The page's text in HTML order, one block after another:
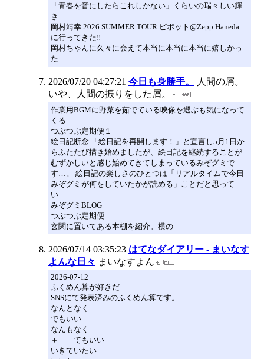
「青春を音にしたらこれしかない」くらいの瑞々しい輝
き
岡村靖幸 2026 SUMMER TOUR ピポット@Zepp Haneda
に行ってきた‼️
岡村ちゃんに久々に会えて本当に本当に本当に嬉しかっ
た
2026/07/20 04:27:21 今日も身勝手。
人間の屑。
いや、人間の振りをした屑。
作業用BGMに野菜を茹でている映像を選ぶも気になって
くる
つぶつぶ定期便１
絵日記断念 「絵日記を再開します！」と宣言し5月1日か
らふたたび描き始めましたが、絵日記を継続することが
むずかしいと感じ始めてきてしまっているみぞグミで
す…。 絵日記の楽しさのひとつは「リアルタイムで今日
みぞグミが何をしていたかが読める」ことだと思って
い…
みぞグミBLOG
つぶつぶ定期便
玄関に置いてある本棚を紹介。横の
2026/07/14 03:35:23 はてなダイアリー - まいなす
よんな日々 まいなすよん
2026-07-12
ふくめん算が好きだ
SNSにて発表済みのふくめん算です。
なんとなく
でもいい
なんもなく
＋ てもいい
いきていたい